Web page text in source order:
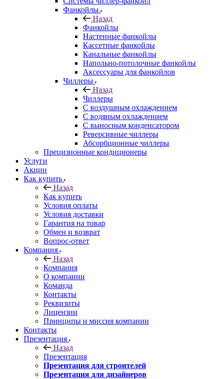
Фанкойлы
Назад
Фанкойлы
Настенные фанкойлы
Кассетные фанкойлы
Канальные фанкойлы
Напольно-потолочные фанкойлы
Аксессуары для фанкойлов
Чиллеры
Назад
Чиллеры
С воздушным охлаждением
С водяным охлаждением
С выносным конденсатором
Реверсивные чиллеры
Абсорбционные чиллеры
Прецизионные кондиционеры
Услуги
Акции
Как купить
Назад
Как купить
Условия оплаты
Условия доставки
Гарантия на товар
Обмен и возврат
Вопрос-ответ
Компания
Назад
Компания
О компании
Команда
Контакты
Реквизиты
Лицензии
Принципы и миссия компании
Контакты
Презентация
Назад
Презентация
Презентация для строителей
Презентация для дизайнеров